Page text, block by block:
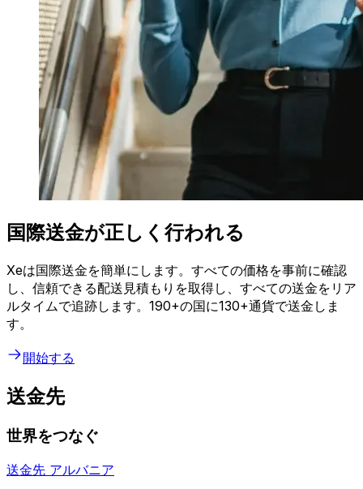
国際送金が正しく行われる
Xeは国際送金を簡単にします。すべての価格を事前に確認
し、信頼できる配送見積もりを取得し、すべての送金をリア
ルタイムで追跡します。190+の国に130+通貨で送金しま
す。
開始する
送金先
世界をつなぐ
送金先 アルバニア